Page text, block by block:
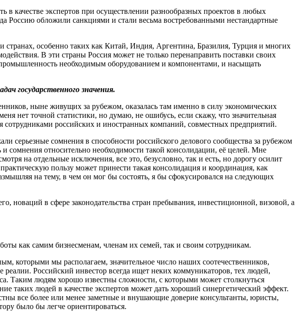
качестве экспертов при осуществлении разнообразных проектов в любых
Россию обложили санкциями и стали весьма востребованными нестандартные
особенно таких как Китай, Индия, Аргентина, Бразилия, Турция и многих
В эти страны Россия может не только перенаправить поставки своих
необходимым оборудованием и компонентами, и насыщать
государственного значения.
ныне живущих за рубежом, оказалась там именно в силу экономических
нет точной статистики, но думаю, не ошибусь, если скажу, что значительная
сотрудниками российских и иностранных компаний, совместных предприятий.
серьезные сомнения в способности российского делового сообщества за рубежом
сомнения относительно необходимости такой консолидации, её целей. Мне
на отдельные исключения, все это, безусловно, так и есть, но дорогу осилит
пользу может принести такая консолидация и координация, как
на тему, в чем он мог бы состоять, я бы сфокусировался на следующих
новаций в сфере законодательства стран пребывания, инвестиционной, визовой, а
как самим бизнесменам, членам их семей, так и своим сотрудникам.
которыми мы располагаем, значительное число наших соотечественников,
Российский инвестор всегда ищет неких коммуникаторов, тех людей,
Таким людям хорошо известны сложности, с которыми может столкнуться
людей в качестве экспертов может дать хороший синергетический эффект.
все более или менее заметные и внушающие доверие консультанты, юристы,
было бы легче ориентироваться.